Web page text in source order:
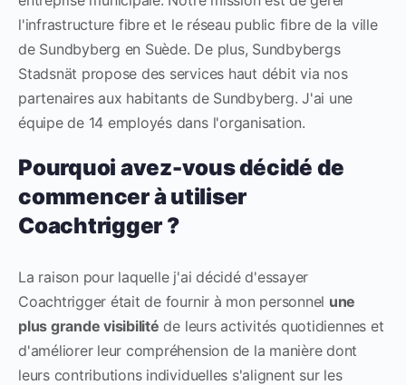
l'infrastructure fibre et le réseau public fibre de la ville
de Sundbyberg en Suède. De plus, Sundbybergs
Stadsnät propose des services haut débit via nos
partenaires aux habitants de Sundbyberg. J'ai une
équipe de 14 employés dans l'organisation.
Pourquoi avez-vous décidé de
commencer à utiliser
Coachtrigger ?
La raison pour laquelle j'ai décidé d'essayer
Coachtrigger était de fournir à mon personnel une
plus grande visibilité de leurs activités quotidiennes et
d'améliorer leur compréhension de la manière dont
leurs contributions individuelles s'alignent sur les